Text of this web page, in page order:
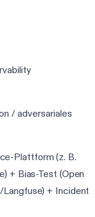
/ adversariales
Plattform (z. B.
+ Bias-Test (Open
+ Incident